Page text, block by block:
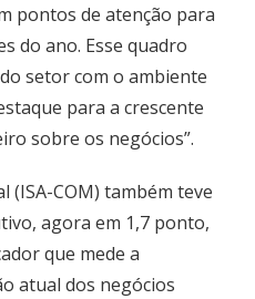
pontos de atenção para
do ano. Esse quadro
setor com o ambiente
para a crescente
sobre os negócios”.
(ISA-COM) também teve
agora em 1,7 ponto,
que mede a
atual dos negócios